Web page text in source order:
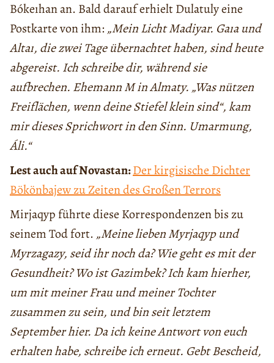
Bókeıhan an. Bald darauf erhielt Dulatuly eine
Postkarte von ihm: „Mein Licht Madiyar. Gaıa und
Altaı, die zwei Tage übernachtet haben, sind heute
abgereist. Ich schreibe dir, während sie
aufbrechen. Ehemann M in Almaty. „Was nützen
Freiflächen, wenn deine Stiefel klein sind“, kam
mir dieses Sprichwort in den Sinn. Umarmung,
Áli.“
Lest auch auf Novastan:Der kirgisische Dichter
Bökönbajew zu Zeiten des Großen Terrors
Mirjaqyp führte diese Korrespondenzen bis zu
seinem Tod fort. „Meine lieben Myrjaqyp und
Myrzagazy, seid ihr noch da? Wie geht es mit der
Gesundheit? Wo ist Gazimbek? Ich kam hierher,
um mit meiner Frau und meiner Tochter
zusammen zu sein, und bin seit letztem
September hier. Da ich keine Antwort von euch
erhalten habe, schreibe ich erneut. Gebt Bescheid,